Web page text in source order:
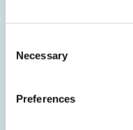
Selection
Necessary
Preferences
vous permettra
contribuer à des
monde entier ? Alors